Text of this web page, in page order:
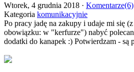
Wtorek, 4 grudnia 2018 · Komentarze(6)
Kategoria komunikacyjnie
Po pracy jadę na zakupy i udaje mi się
obowiązku: w "kerfurze") nabyć
dodatki do kanapek :) Potwierdzam - są